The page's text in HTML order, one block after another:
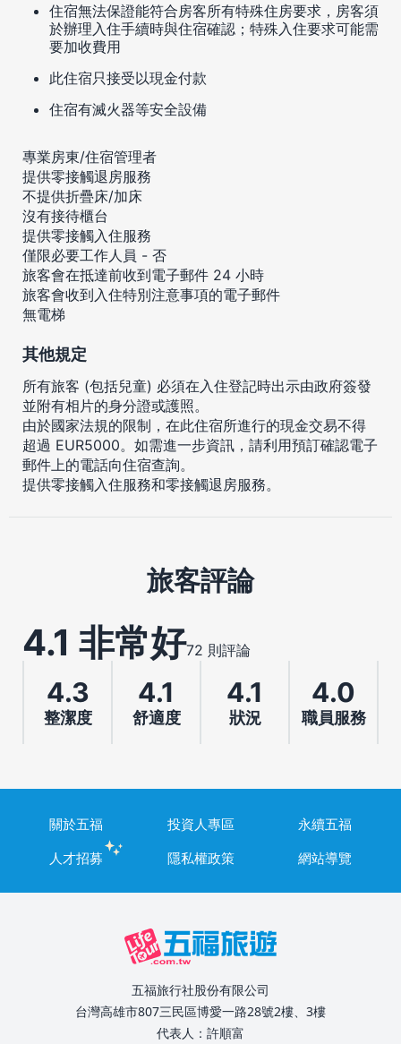
住宿無法保證能符合房客所有特殊住房要求，房客須
於辦理入住手續時與住宿確認；特殊入住要求可能需
要加收費用
此住宿只接受以現金付款
住宿有滅火器等安全設備
專業房東/住宿管理者
提供零接觸退房服務
不提供折疊床/加床
沒有接待櫃台
提供零接觸入住服務
僅限必要工作人員 - 否
旅客會在抵達前收到電子郵件 24 小時
旅客會收到入住特別注意事項的電子郵件
無電梯
其他規定
所有旅客 (包括兒童) 必須在入住登記時出示由政府簽發
並附有相片的身分證或護照。
由於國家法規的限制，在此住宿所進行的現金交易不得
超過 EUR5000。如需進一步資訊，請利用預訂確認電子
郵件上的電話向住宿查詢。
提供零接觸入住服務和零接觸退房服務。
旅客評論
4.1 非常好72 則評論
4.3
整潔度
4.1
舒適度
4.1
狀況
4.0
職員服務
關於五福 投資人專區
永續五福
人才招募
隱私權政策 網站導覽
五福旅行社股份有限公司
台灣高雄市807三民區博愛一路28號2樓、3樓
代表人：許順富